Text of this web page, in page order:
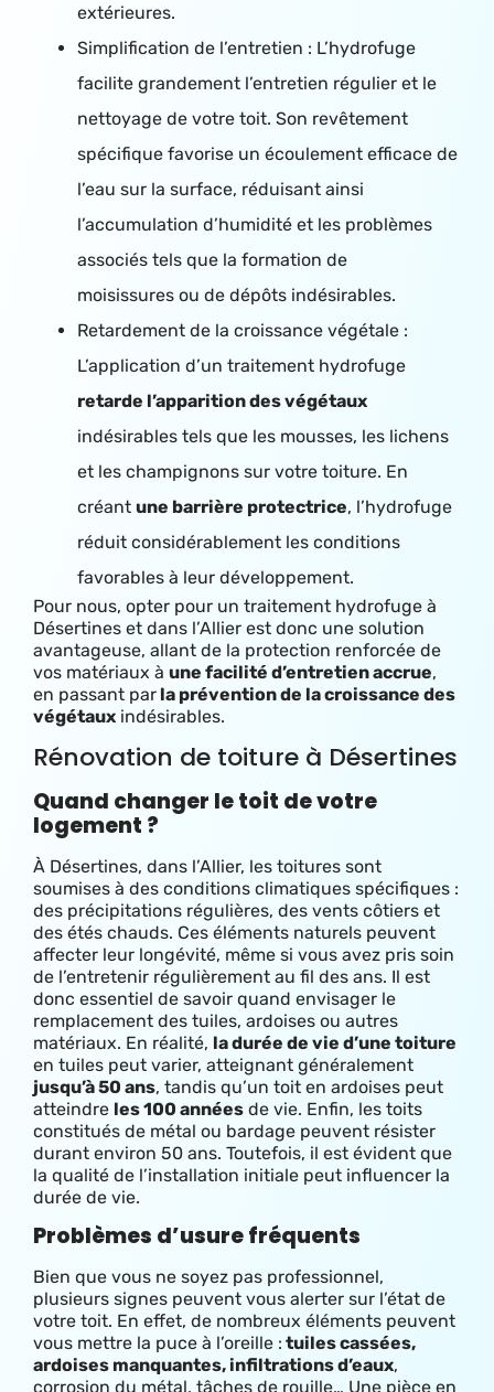
extérieures.
Simplification de l’entretien : L’hydrofuge
facilite grandement l’entretien régulier et le
nettoyage de votre toit. Son revêtement
spécifique favorise un écoulement efficace de
l’eau sur la surface, réduisant ainsi
l’accumulation d’humidité et les problèmes
associés tels que la formation de
moisissures ou de dépôts indésirables.
Retardement de la croissance végétale :
L’application d’un traitement hydrofuge
retarde l’apparition des végétaux
indésirables tels que les mousses, les lichens
et les champignons sur votre toiture. En
créant une barrière protectrice, l’hydrofuge
réduit considérablement les conditions
favorables à leur développement.
Pour nous, opter pour un traitement hydrofuge à
Désertines et dans l’Allier est donc une solution
avantageuse, allant de la protection renforcée de
vos matériaux à une facilité d’entretien accrue,
en passant par la prévention de la croissance des
végétaux indésirables.
Rénovation de toiture à Désertines
Quand changer le toit de votre
logement ?
À Désertines, dans l’Allier, les toitures sont
soumises à des conditions climatiques spécifiques :
des précipitations régulières, des vents côtiers et
des étés chauds. Ces éléments naturels peuvent
affecter leur longévité, même si vous avez pris soin
de l’entretenir régulièrement au fil des ans. Il est
donc essentiel de savoir quand envisager le
remplacement des tuiles, ardoises ou autres
matériaux. En réalité, la durée de vie d’une toiture
en tuiles peut varier, atteignant généralement
jusqu’à 50 ans, tandis qu’un toit en ardoises peut
atteindre les 100 années de vie. Enfin, les toits
constitués de métal ou bardage peuvent résister
durant environ 50 ans. Toutefois, il est évident que
la qualité de l’installation initiale peut influencer la
durée de vie.
Problèmes d’usure fréquents
Bien que vous ne soyez pas professionnel,
plusieurs signes peuvent vous alerter sur l’état de
votre toit. En effet, de nombreux éléments peuvent
vous mettre la puce à l’oreille : tuiles cassées,
ardoises manquantes, infiltrations d’eaux,
corrosion du métal, tâches de rouille… Une pièce en